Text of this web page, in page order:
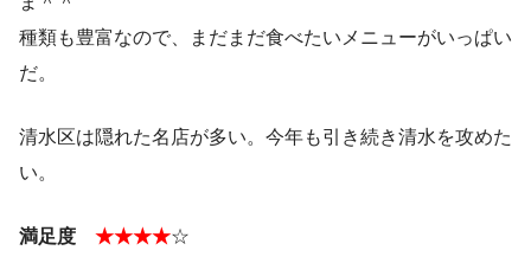
種類も豊富なので、まだまだ食べたいメニューがいっぱい
だ。
清水区は隠れた名店が多い。今年も引き続き清水を攻めた
い。
満足度 ★★★★☆